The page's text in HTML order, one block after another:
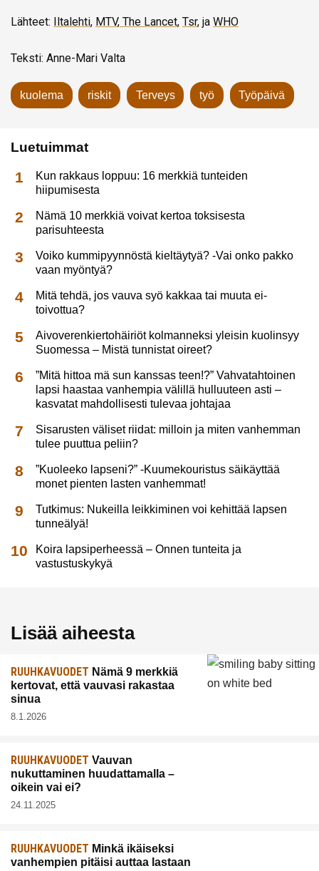
Lähteet: Iltalehti, MTV, The Lancet, Tsr, ja WHO
Teksti: Anne-Mari Valta
kuolema riskit Terveys työ Työpäivä
Luetuimmat
Kun rakkaus loppuu: 16 merkkiä tunteiden
hiipumisesta
Nämä 10 merkkiä voivat kertoa toksisesta
parisuhteesta
Voiko kummipyynnöstä kieltäytyä? -Vai onko pakko
vaan myöntyä?
Mitä tehdä, jos vauva syö kakkaa tai muuta ei-
toivottua?
Aivoverenkiertohäiriöt kolmanneksi yleisin kuolinsyy
Suomessa – Mistä tunnistat oireet?
”Mitä hittoa mä sun kanssas teen!?” Vahvatahtoinen
lapsi haastaa vanhempia välillä hulluuteen asti –
kasvatat mahdollisesti tulevaa johtajaa
Sisarusten väliset riidat: milloin ja miten vanhemman
tulee puuttua peliin?
”Kuoleeko lapseni?” -Kuumekouristus säikäyttää
monet pienten lasten vanhemmat!
Tutkimus: Nukeilla leikkiminen voi kehittää lapsen
tunneälyä!
Koira lapsiperheessä – Onnen tunteita ja
vastustuskykyä
Lisää aiheesta
RUUHKAVUODET Nämä 9 merkkiä
kertovat, että vauvasi rakastaa
sinua
8.1.2026
RUUHKAVUODET Vauvan
nukuttaminen huudattamalla –
oikein vai ei?
24.11.2025
RUUHKAVUODET Minkä ikäiseksi
vanhempien pitäisi auttaa lastaan